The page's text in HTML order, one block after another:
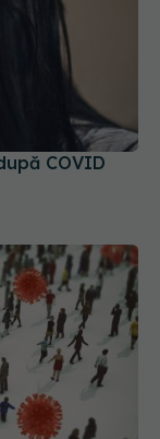
COVID
de COVID-